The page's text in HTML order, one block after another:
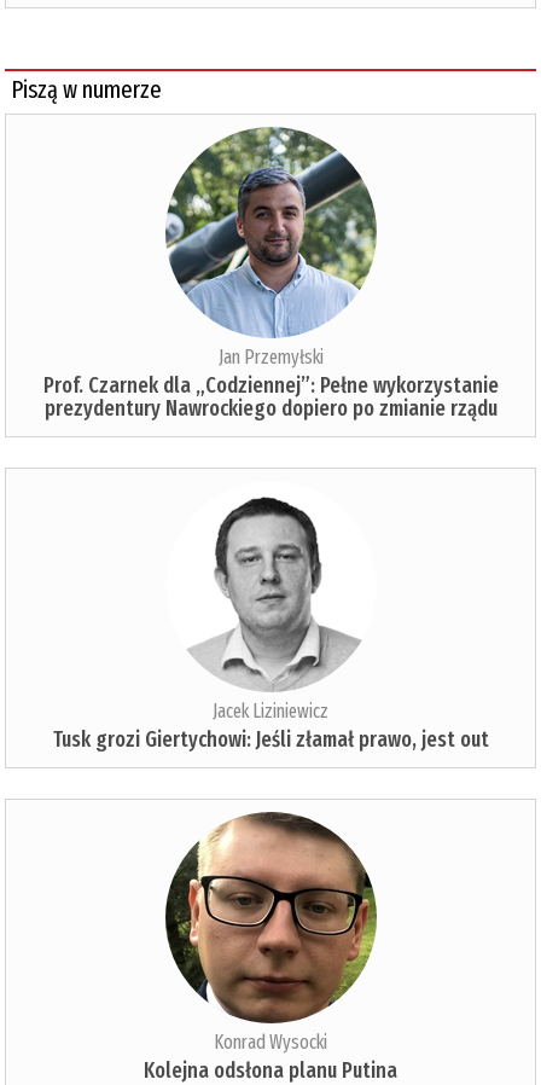
Piszą w numerze
Jan Przemyłski
Prof. Czarnek dla „Codziennej”: Pełne wykorzystanie
prezydentury Nawrockiego dopiero po zmianie rządu
Jacek Liziniewicz
Tusk grozi Giertychowi: Jeśli złamał prawo, jest out
Konrad Wysocki
Kolejna odsłona planu Putina